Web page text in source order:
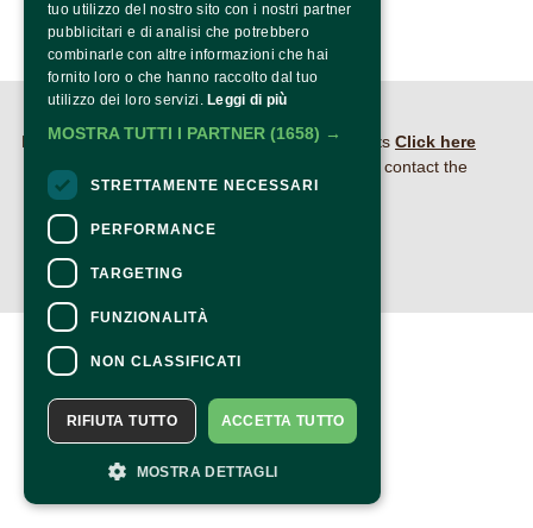
For information and support in purchasing tickets Click here
For information on the program and the event, contact the
organizer.
tuo utilizzo del nostro sito con i nostri partner
pubblicitari e di analisi che potrebbero
combinarle con altre informazioni che hai
fornito loro o che hanno raccolto dal tuo
utilizzo dei loro servizi. Leggi di più
MOSTRA TUTTI I PARTNER (1658) →
STRETTAMENTE NECESSARI
PERFORMANCE
TARGETING
FUNZIONALITÀ
NON CLASSIFICATI
ACCETTA TUTTO
RIFIUTA TUTTO
MOSTRA DETTAGLI